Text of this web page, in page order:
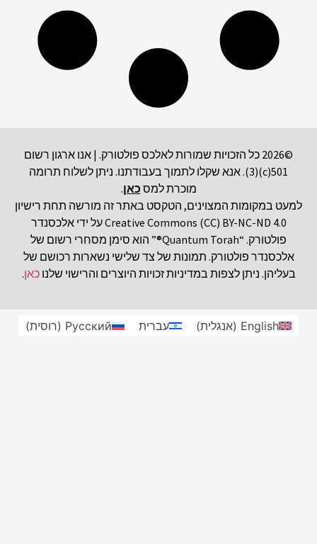
©2026 כל הזכויות שמורות לאלכס פולטורק. | אנו ארגון רשום
501(c)(3). אנא שקלו לתמוך בעבודתנו. ניתן לשלוח תרומה
מוכרת למס כאן.
למעט במקומות המצוינים, הטקסט באתר זה מורשה תחת רישיון
Creative Commons (CC) BY-NC-ND 4.0 על ידי אלכסנדר
פולטורק. “Quantum Torah®” הוא סימן מסחרי רשום של
אלכסנדר פולטורק. תמונות של צד שלישי נשארות רכושם של
בעליהן. ניתן לצפות במדיניות זכויות היוצרים והרישוי שלנוכאן.
English
(אנגלית) עברית Русский
(רוסית)